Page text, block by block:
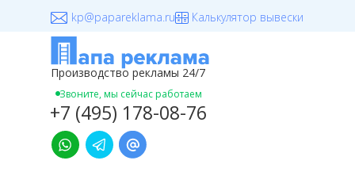
kp@papareklama.ru Калькулятор вывески
Звоните, мы сейчас работаем
Производство рекламы 24/7
+7 (495) 178-08-76
+7 (495) 178-08-76